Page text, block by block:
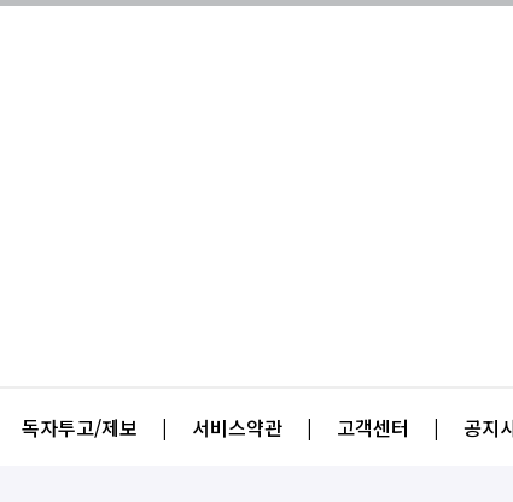
독자투고/제보 | 서비스약관 | 고객센터 | 공지